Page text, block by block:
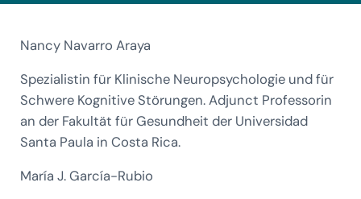
Nancy Navarro Araya
Spezialistin für Klinische Neuropsychologie und für
Schwere Kognitive Störungen. Adjunct Professorin
an der Fakultät für Gesundheit der Universidad
Santa Paula in Costa Rica.
María J. García-Rubio